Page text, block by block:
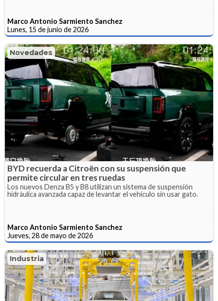
Marco Antonio Sarmiento Sanchez
Lunes, 15 de junio de 2026
Novedades
BYD recuerda a Citroën con su suspensión que
permite circular en tres ruedas
Los nuevos Denza B5 y B8 utilizan un sistema de suspensión
hidráulica avanzada capaz de levantar el vehículo sin usar gato.
Marco Antonio Sarmiento Sanchez
Jueves, 28 de mayo de 2026
Industria